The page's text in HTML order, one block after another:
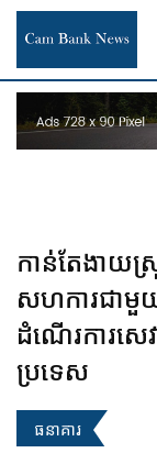
Skip
content
កាន់តែងាយស្
សហការជាមួ
ដំណើរការសេ
ប្រទេស
ធនាគារ